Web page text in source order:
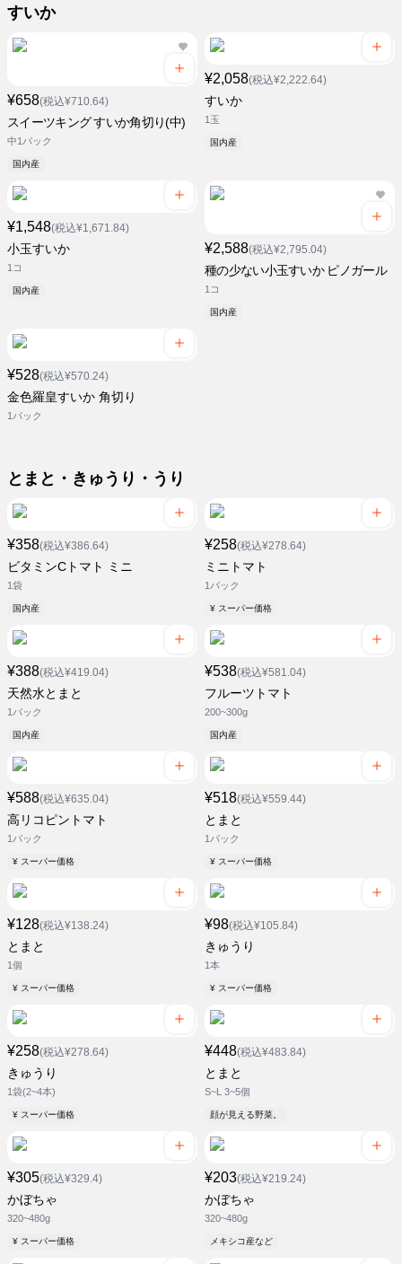
すいか
¥658(税込¥710.64)
スイーツキング すいか角切り(中)
中1パック
国内産
¥2,058(税込¥2,222.64)
すいか
1玉
国内産
¥1,548(税込¥1,671.84)
小玉すいか
1コ
国内産
¥2,588(税込¥2,795.04)
種の少ない小玉すいか ピノガール
1コ
国内産
¥528(税込¥570.24)
金色羅皇すいか 角切り
1パック
とまと・きゅうり・うり
¥358(税込¥386.64)
ビタミンCトマト ミニ
1袋
国内産
¥258(税込¥278.64)
ミニトマト
1パック
¥ スーパー価格
¥388(税込¥419.04)
天然水とまと
1パック
国内産
¥538(税込¥581.04)
フルーツトマト
200~300g
国内産
¥588(税込¥635.04)
高リコピントマト
1パック
¥ スーパー価格
¥518(税込¥559.44)
とまと
1パック
¥ スーパー価格
¥128(税込¥138.24)
とまと
1個
¥ スーパー価格
¥98(税込¥105.84)
きゅうり
1本
¥ スーパー価格
¥258(税込¥278.64)
きゅうり
1袋(2~4本)
¥ スーパー価格
¥448(税込¥483.84)
とまと
S~L 3~5個
顔が見える野菜。
¥305(税込¥329.4)
かぼちゃ
320~480g
¥ スーパー価格
¥203(税込¥219.24)
かぼちゃ
320~480g
メキシコ産など